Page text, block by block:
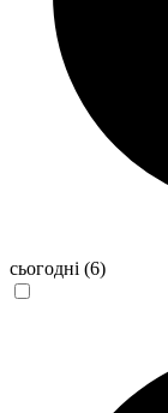
сьогодні (6)